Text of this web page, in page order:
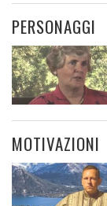
PERSONAGGI
MOTIVAZIONI